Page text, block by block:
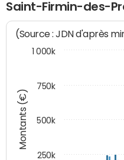
Saint-Firmin-des-
Montants (€)
(Source : JDN d'après
250k
500k
750k
1 000k